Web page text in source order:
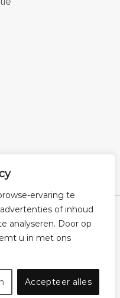
ervaring te
of inhoud
analyseren. Door op
u in met ons
Accepteer alles